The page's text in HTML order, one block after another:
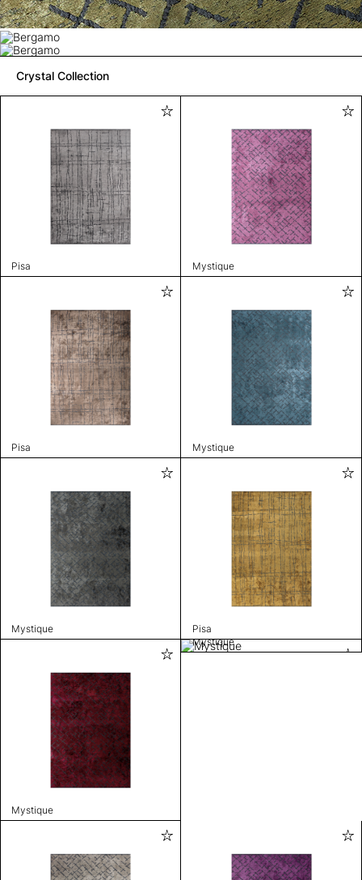
Crystal Collection
Pisa Mystique
Pisa Mystique
Mystique Pisa
Mystique
Mystique